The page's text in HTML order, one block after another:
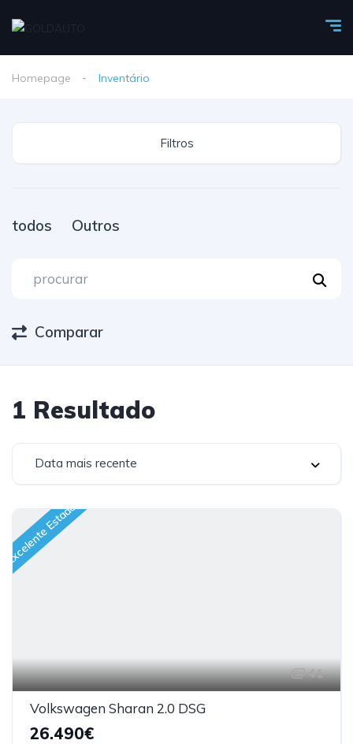
Homepage Inventário
Filtros
todos Outros
Comparar
1 Resultado
Data mais recente
Excelente Estado
41
Volkswagen Sharan 2.0 DSG
26.490€